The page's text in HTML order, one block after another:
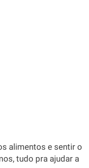
alimentos e sentir o
tudo pra ajudar a